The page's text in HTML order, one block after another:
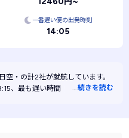
一番遅い便の出発時刻
14:05
空・ の計2社が就航しています。
、最も遅い時間に運航するのは
続きを読む